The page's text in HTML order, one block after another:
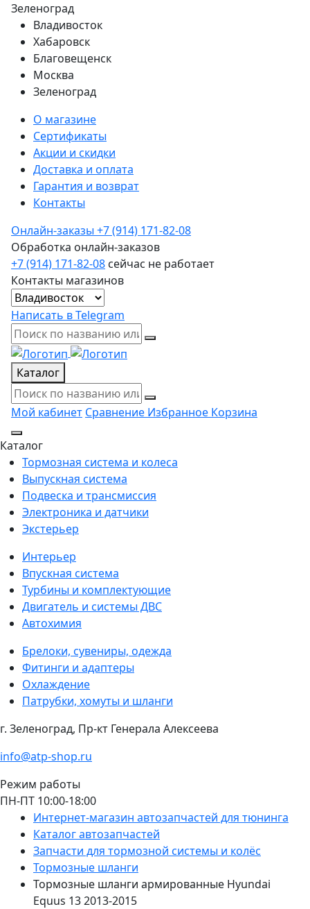
Зеленоград
Владивосток
Хабаровск
Благовещенск
Москва
Зеленоград
О магазине
Сертификаты
Акции и скидки
Доставка и оплата
Гарантия и возврат
Контакты
Онлайн-заказы +7 (914) 171-82-08
Обработка онлайн-заказов
+7 (914) 171-82-08 сейчас не работает
Контакты магазинов
Написать в Telegram
Каталог
Мой кабинет Сравнение Избранное Корзина
Каталог
Тормозная система и колеса
Выпускная система
Подвеска и трансмиссия
Электроника и датчики
Экстерьер
Интерьер
Впускная система
Турбины и комплектующие
Двигатель и системы ДВС
Автохимия
Брелоки, сувениры, одежда
Фитинги и адаптеры
Охлаждение
Патрубки, хомуты и шланги
г. Зеленоград, Пр-кт Генерала Алексеева
info@atp-shop.ru
Режим работы
ПН-ПТ 10:00-18:00
Интернет-магазин автозапчастей для тюнинга
Каталог автозапчастей
Запчасти для тормозной системы и колёс
Тормозные шланги
Тормозные шланги армированные Hyundai
Equus 13 2013-2015